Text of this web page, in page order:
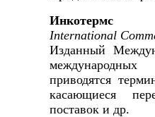
Инкотермс
International
Изданный
приводятся
касающиеся
поставок и др.